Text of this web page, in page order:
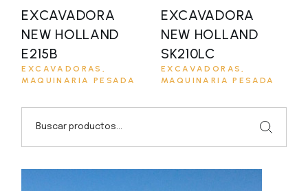
EXCAVADORA
NEW HOLLAND
E215B
EXCAVADORAS
MAQUINARIA PESADA
EXCAVADORA
NEW HOLLAND
SK210LC
EXCAVADORAS
MAQUINARIA PESADA
Buscar